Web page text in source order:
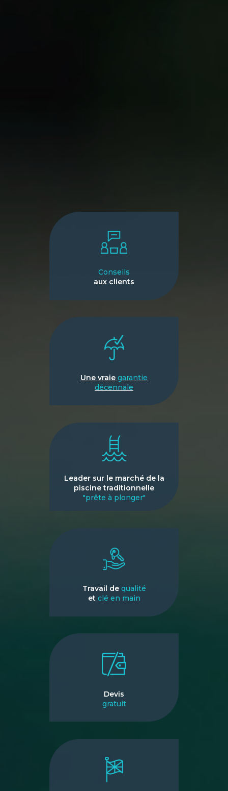
Conseils
aux clients
Une vraie garantie
décennale
Leader sur le marché de la
piscine traditionnelle
"prête à plonger"
Travail de qualité
et clé en main
Devis
gratuit